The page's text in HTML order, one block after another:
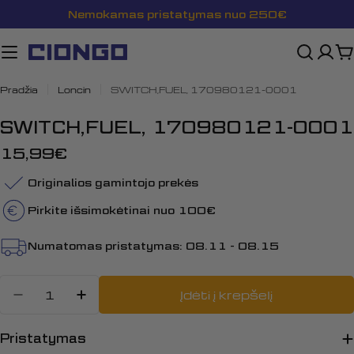
prie
turinio
Nemokamas pristatymas nuo 250€
Pradžia Loncin SWITCH,FUEL, 170980121-0001
SWITCH,FUEL, 170980121-0001
Įprasta
kaina
15,99€
Originalios gamintojo prekės
Pirkite išsimokėtinai nuo 100€
Numatomas pristatymas: 08.11 - 08.15
Sumažinti kiekį: SWITCH,FUEL,
Padidinti SWITCH,FUEL,
Įdėti į krepšelį
Pristatymas